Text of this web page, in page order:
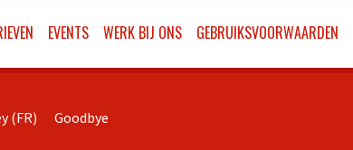
EVENTS WERK BIJ ONS GEBRUIKSVOORWAARDEN
(FR) Goodbye